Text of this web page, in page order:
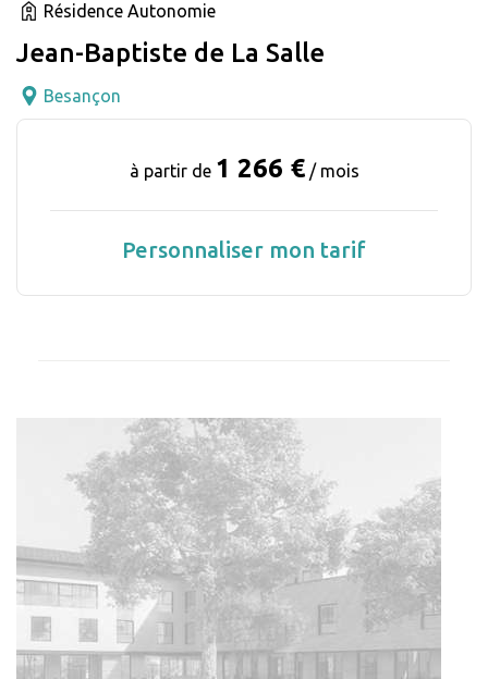
Résidence Autonomie
Jean-Baptiste de La Salle
Besançon
à partir de 1 266 € / mois
Personnaliser mon tarif